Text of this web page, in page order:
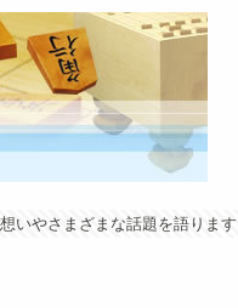
いやさまざまな話題を語ります